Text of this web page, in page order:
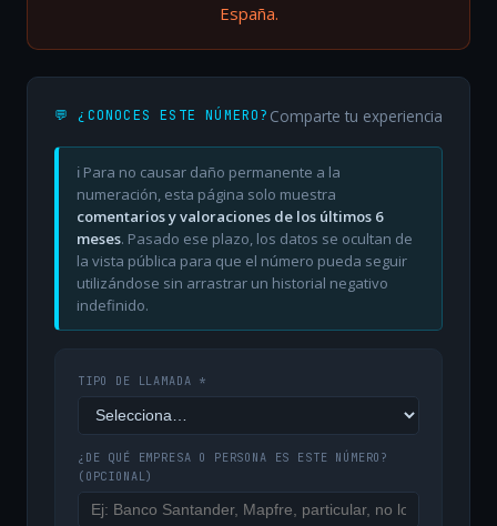
España.
💬 ¿CONOCES ESTE NÚMERO? Comparte tu experiencia
ℹ️ Para no causar daño permanente a la
numeración, esta página solo muestra
comentarios y valoraciones de los últimos 6
meses. Pasado ese plazo, los datos se ocultan de
la vista pública para que el número pueda seguir
utilizándose sin arrastrar un historial negativo
indefinido.
TIPO DE LLAMADA *
¿DE QUÉ EMPRESA O PERSONA ES ESTE NÚMERO?
(OPCIONAL)